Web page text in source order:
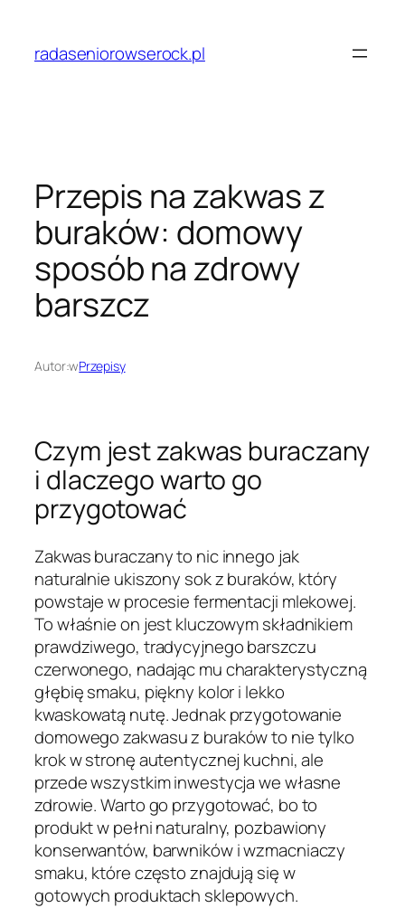
treściradaseniorowserock.pl
Przepis na zakwas z
buraków: domowy
sposób na zdrowy
barszcz
Autor:wPrzepisy
Czym jest zakwas buraczany
i dlaczego warto go
przygotować
Zakwas buraczany to nic innego jak
naturalnie ukiszony sok z buraków, który
powstaje w procesie fermentacji mlekowej.
To właśnie on jest kluczowym składnikiem
prawdziwego, tradycyjnego barszczu
czerwonego, nadając mu charakterystyczną
głębię smaku, piękny kolor i lekko
kwaskowatą nutę. Jednak przygotowanie
domowego zakwasu z buraków to nie tylko
krok w stronę autentycznej kuchni, ale
przede wszystkim inwestycja we własne
zdrowie. Warto go przygotować, bo to
produkt w pełni naturalny, pozbawiony
konserwantów, barwników i wzmacniaczy
smaku, które często znajdują się w
gotowych produktach sklepowych.